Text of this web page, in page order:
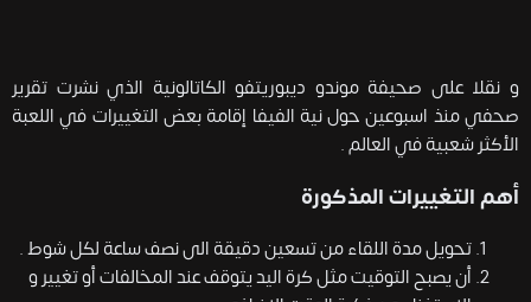
و نقلا على صحيفة موندو ديبوريتفو الكاتالونية الذي نشرت تقرير
صحفي منذ اسبوعين حول نية الفيفا إقامة بعض التغييرات في اللعبة
الأكثر شعبية في العالم .
أهم التغييرات المذكورة
تحويل مدة اللقاء من تسعين دقيقة الى نصف ساعة لكل شوط .
أن يصبح التوقيت مثل كرة اليد يتوقف عند المخالفات أو تغيير و